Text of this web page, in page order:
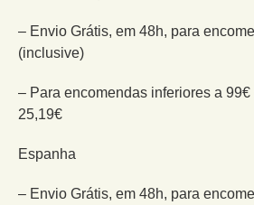
– Envio Grátis, em 48h, para
(inclusive)
– Para encomendas inferiores a
25,19€
Espanha
– Envio Grátis, em 48h, para